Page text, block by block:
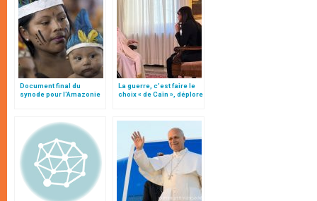
Document final du
synode pour l'Amazonie
La guerre, c’est faire le
choix « de Caïn », déplore